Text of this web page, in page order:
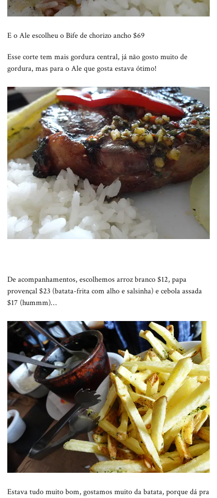
E o Ale escolheu o Bife de chorizo ancho $69
Esse corte tem mais gordura central, já não gosto muito de
gordura, mas para o Ale que gosta estava ótimo!
De acompanhamentos, escolhemos arroz branco $12, papa
provençal $23 (batata-frita com alho e salsinha) e cebola assada
$17 (hummm)…
Estava tudo muito bom, gostamos muito da batata, porque dá pra